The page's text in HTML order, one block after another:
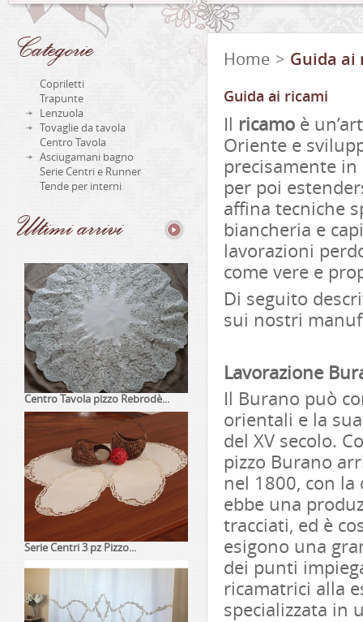
Categorie
Copriletti
Trapunte
Lenzuola
Tovaglie da tavola
Centro Tavola
Asciugamani bagno
Serie Centri e Runner
Tende per interni
Ultimiarrivi
Centro Tavola pizzo Rebrodè...
Serie Centri 3 pz Pizzo...
Home > Guida ai
Guida ai ricami
Il ricamo è
Oriente e
precisamente
per poi
affina tecniche
biancheria e
lavorazioni
come vere e
Di seguito
sui nostri
Lavorazione
Il Burano può
orientali e la
del XV secolo.
pizzo Burano
nel 1800, con
ebbe una
tracciati, ed è
esigono una
dei punti
ricamatrici alla
specializzata in